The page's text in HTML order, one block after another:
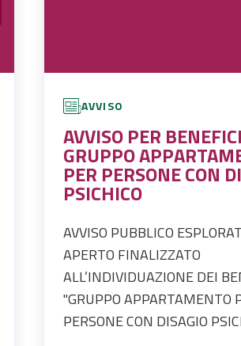
AVVISO
AVVISO PER
GRUPPO
PER PERSONE CON
PSICHICO
AVVISO PUBBLICO
APERTO FINALIZZATO
ALL’INDIVIDUAZIONE DEI
DEL PROGETTO RELATIVO
DI INVESTIMENTO 1.2
"GRUPPO APPARTAMENTO
PERSONE CON DISAGIO